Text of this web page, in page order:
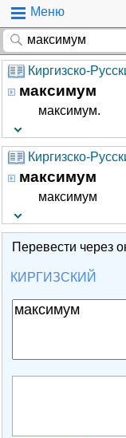
Меню
Киргизско-
максимум
максимум.
Киргизско-
максимум
максимум
Перевести через
КИРГИЗСКИЙ